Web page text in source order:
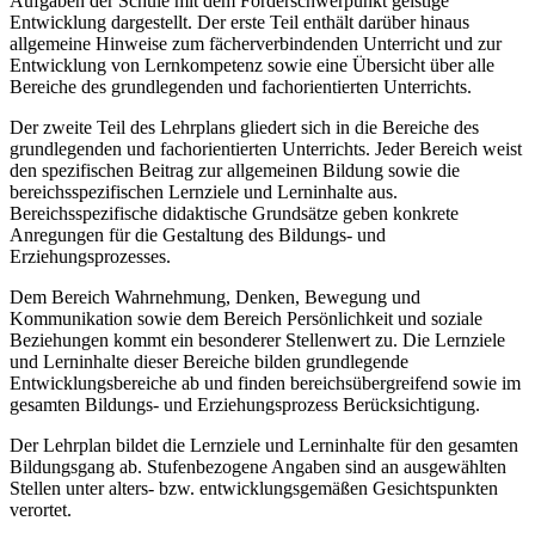
Entwicklung dargestellt. Der erste Teil enthält darüber hinaus
allgemeine Hinweise zum fächerverbindenden Unterricht und zur
Entwicklung von Lernkompetenz sowie eine Übersicht über alle
Bereiche des grundlegenden und fachorientierten Unterrichts.
Der zweite Teil des Lehrplans gliedert sich in die Bereiche des
grundlegenden und fachorientierten Unterrichts. Jeder Bereich weist
den spezifischen Beitrag zur allgemeinen Bildung sowie die
bereichsspezifischen Lernziele und Lerninhalte aus.
Bereichsspezifische didaktische Grundsätze geben konkrete
Anregungen für die Gestaltung des Bildungs- und
Erziehungsprozesses.
Dem Bereich Wahrnehmung, Denken, Bewegung und
Kommunikation sowie dem Bereich Persönlichkeit und soziale
Beziehungen kommt ein besonderer Stellenwert zu. Die Lernziele
und Lerninhalte dieser Bereiche bilden grundlegende
Entwicklungsbereiche ab und finden bereichsübergreifend sowie im
gesamten Bildungs- und Erziehungsprozess Berücksichtigung.
Der Lehrplan bildet die Lernziele und Lerninhalte für den gesamten
Bildungsgang ab. Stufenbezogene Angaben sind an ausgewählten
Stellen unter alters- bzw. entwicklungsgemäßen Gesichtspunkten
verortet.